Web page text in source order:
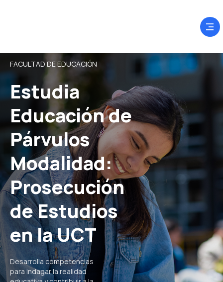
FACULTAD DE EDUCACIÓN
Estudia
Educación de
Párvulos
Modalidad:
Prosecución
de Estudios
en la UCT
Desarrolla competencias
para indagar la realidad